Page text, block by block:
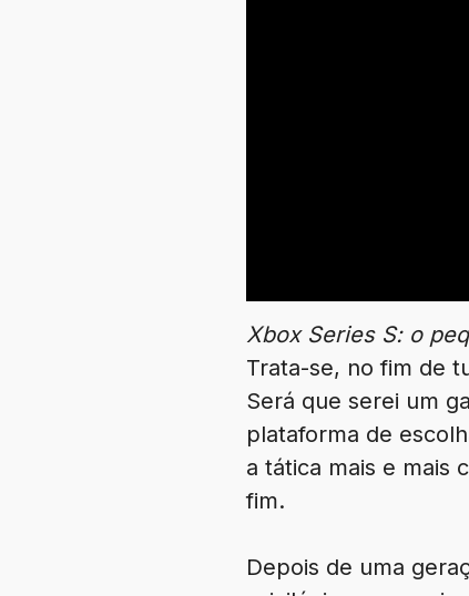
Xbox Series S: o
Trata-se, no fim de
Será que serei um
plataforma de
a tática mais e mais
fim.
Depois de uma